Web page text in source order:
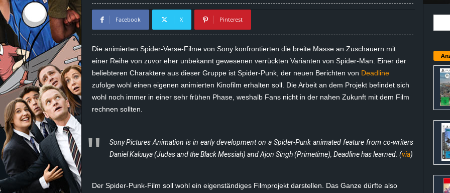
n
s
g
z
i
Facebook X Pinterest
Die animierten Spider-Verse-Filme von Sony konfrontierten die breite Masse an Zuschauern mit
einer Reihe von zuvor eher unbekannt gewesenen verrückten Varianten von Spider-Man. Einer der
beliebteren Charaktere aus dieser Gruppe ist Spider-Punk, der neuen Berichten von Deadline
zufolge wohl einen eigenen animierten Kinofilm erhalten soll. Die Arbeit an dem Projekt befindet sich
wohl noch immer in einer sehr frühen Phase, weshalb Fans nicht in der nahen Zukunft mit dem Film
rechnen sollten.
Sony Pictures Animation is in early development on a Spider-Punk animated feature from co-writers
Daniel Kaluuya (Judas and the Black Messiah) and Ajon Singh (Primetime), Deadline has learned. (via)
Der Spider-Punk-Film soll wohl ein eigenständiges Filmprojekt darstellen. Das Ganze dürfte also